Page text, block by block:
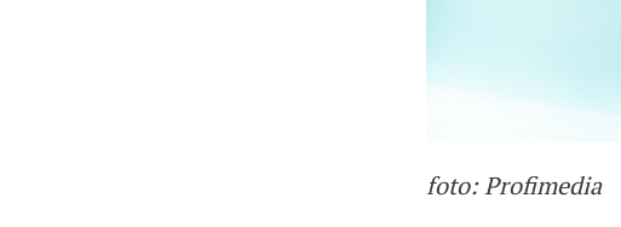
foto: Profimedia